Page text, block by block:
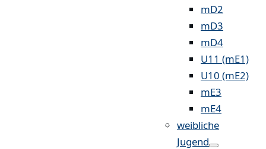
mD2
mD3
mD4
U11 (mE1)
U10 (mE2)
mE3
mE4
weibliche
Jugend